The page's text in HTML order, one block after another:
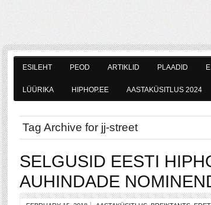
ESILEHT PEOD ARTIKLID PLAADID
LÜÜRIKA HIPHOP.EE AASTAKÜSITLUS 2024
Tag Archive for jj-street
SELGUSID EESTI
AUHINDADE